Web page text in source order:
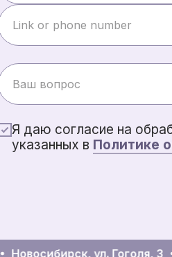
Я даю согласие на
указанных в Политике
Новосибирск, ул. Гоголя, 3